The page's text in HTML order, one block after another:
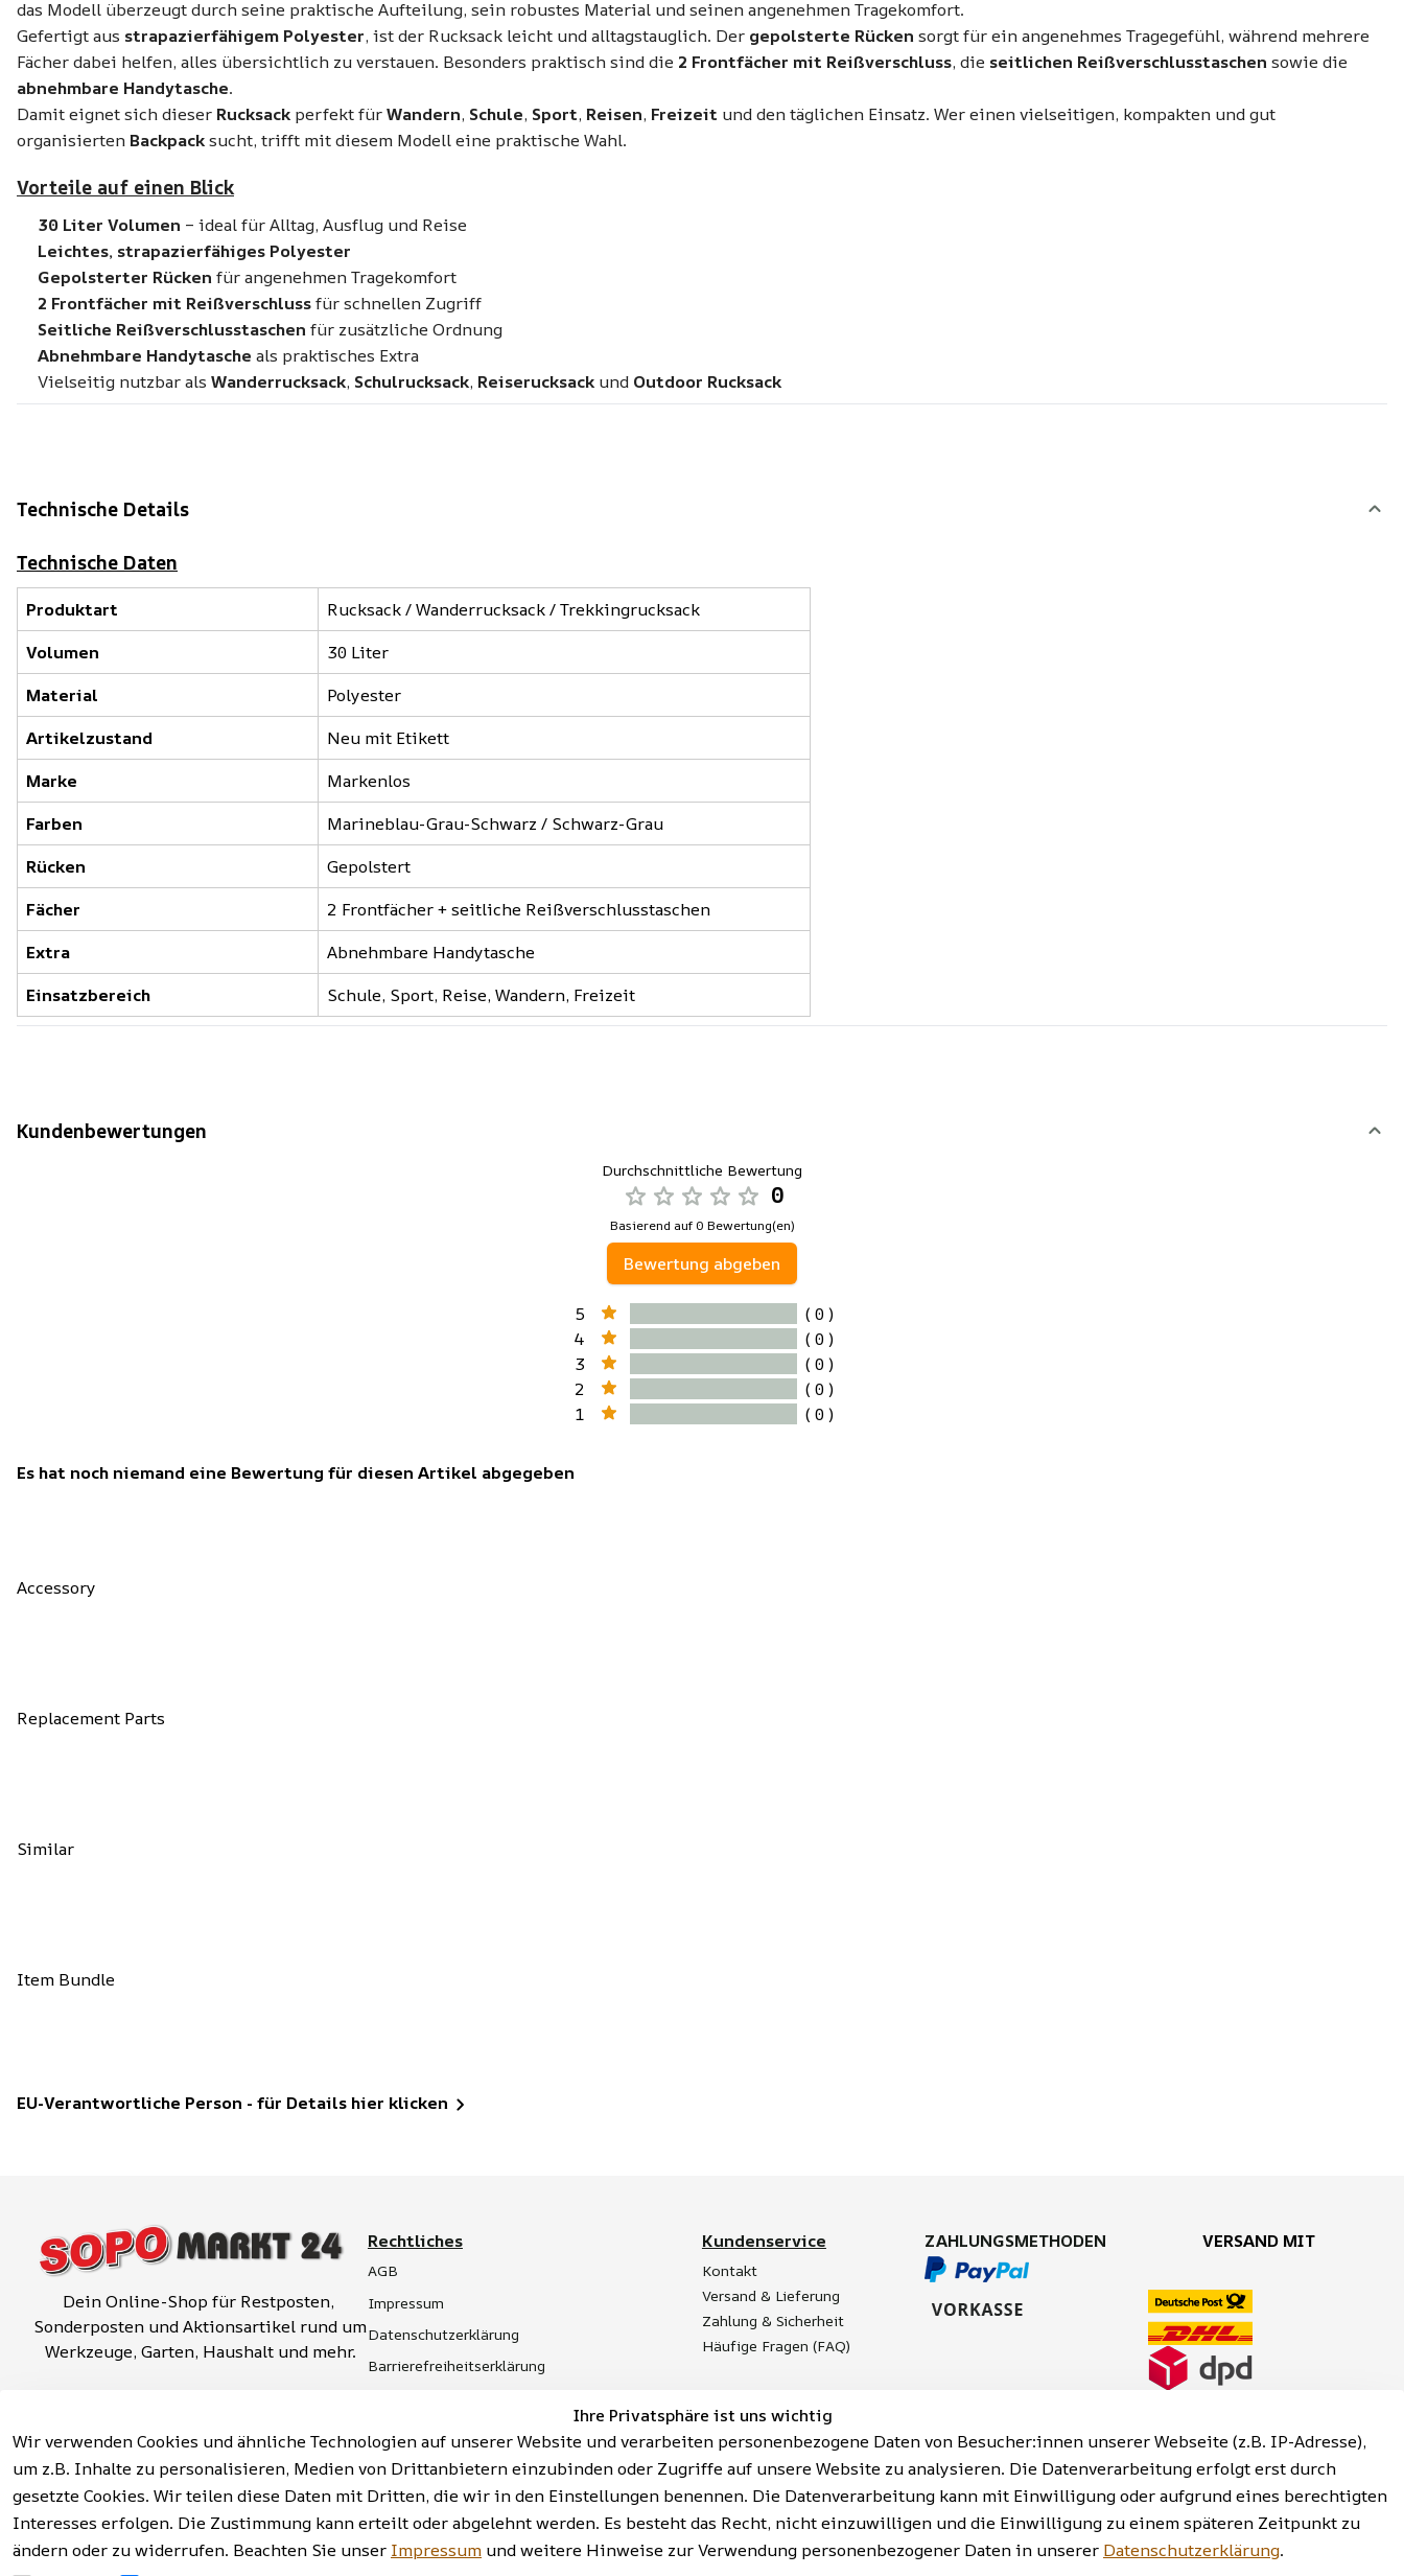
das Modell überzeugt durch seine praktische Aufteilung, sein robustes Material und seinen angenehmen Tragekomfort.
Gefertigt aus strapazierfähigem Polyester, ist der Rucksack leicht und alltagstauglich. Der gepolsterte Rücken sorgt für ein angenehmes Tragegefühl, während mehrere
Fächer dabei helfen, alles übersichtlich zu verstauen. Besonders praktisch sind die 2 Frontfächer mit Reißverschluss, die seitlichen Reißverschlusstaschen sowie die
abnehmbare Handytasche.
Damit eignet sich dieser Rucksack perfekt fürWandern, Schule, Sport, Reisen, Freizeit und den täglichen Einsatz. Wer einen vielseitigen, kompakten und gut
organisierten Backpacksucht, trifft mit diesem Modell eine praktische Wahl.
Vorteile auf einen Blick
30 Liter Volumen – ideal für Alltag, Ausflug und Reise
Leichtes, strapazierfähiges Polyester
Gepolsterter Rücken für angenehmen Tragekomfort
2 Frontfächer mit Reißverschlussfür schnellen Zugriff
Seitliche Reißverschlusstaschen für zusätzliche Ordnung
Abnehmbare Handytasche als praktisches Extra
Vielseitig nutzbar als Wanderrucksack, Schulrucksack, Reiserucksack und Outdoor Rucksack
Technische Details
Technische Daten
Produktart
Rucksack / Wanderrucksack / Trekkingrucksack
Volumen
30 Liter
Material
Polyester
Artikelzustand
Neu mit Etikett
Marke
Markenlos
Farben
Marineblau-Grau-Schwarz / Schwarz-Grau
Rücken
Gepolstert
Fächer
2 Frontfächer + seitliche Reißverschlusstaschen
Extra
Abnehmbare Handytasche
Einsatzbereich
Schule, Sport, Reise, Wandern, Freizeit
Kundenbewertungen
Durchschnittliche Bewertung
0
Basierend auf 0 Bewertung(en)
Bewertung abgeben
5
( 0 )
4
( 0 )
3
( 0 )
2
( 0 )
1
( 0 )
Es hat noch niemand eine Bewertung für diesen Artikel abgegeben
Accessory
Replacement Parts
Similar
Item Bundle
EU-Verantwortliche Person - für Details hier klicken
Ihre Privatsphäre ist uns wichtig
Wir verwenden Cookies und ähnliche Technologien auf unserer Website und verarbeiten personenbezogene Daten von Besucher:innen unserer Webseite (z.B. IP-Adresse),
um z.B. Inhalte zu personalisieren, Medien von Drittanbietern einzubinden oder Zugriffe auf unsere Website zu analysieren. Die Datenverarbeitung erfolgt erst durch
gesetzte Cookies. Wir teilen diese Daten mit Dritten, die wir in den Einstellungen benennen. Die Datenverarbeitung kann mit Einwilligung oder aufgrund eines berechtigten
Interesses erfolgen. Die Zustimmung kann erteilt oder abgelehnt werden. Es besteht das Recht, nicht einzuwilligen und die Einwilligung zu einem späteren Zeitpunkt zu
ändern oder zu widerrufen. Beachten Sie unser Impressum und weitere Hinweise zur Verwendung personenbezogener Daten in unserer Datenschutzerklärung.
Dein Online-Shop für Restposten,
Sonderposten und Aktionsartikel rund um
Werkzeuge, Garten, Haushalt und mehr.
Rechtliches
AGB
Impressum
Datenschutzerklärung
Barrierefreiheitserklärung
Kundenservice
Kontakt
Versand & Lieferung
Zahlung & Sicherheit
Häufige Fragen (FAQ)
ZAHLUNGSMETHODEN VERSAND MIT
Facebook | Instagram | Newsletter AGB | Impressum | Datenschutzerklärung | Barrierefreiheitserklärung | Widerrufsrecht